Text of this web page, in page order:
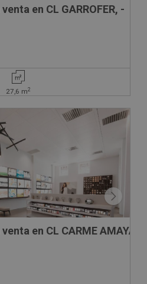
en CL GARROFER, -
27,6 m2
en CL CARME AMAYA, -